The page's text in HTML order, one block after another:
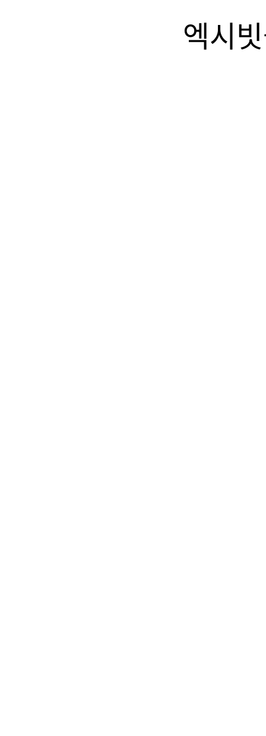
엑시